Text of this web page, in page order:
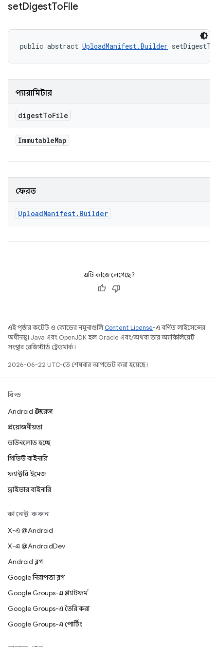
setDigestToFile
public abstract UploadManifest.Builder
প্যারামিটার
digestToFile
ImmutableMap
ফেরত
UploadManifest. Builder
এটি কাজে লেগেছে?
এই পৃষ্ঠার কন্টেন্ট ও কোডের নমুনাগুলিContent License-এ বর্ণিত লাইসেন্সের
অধীনস্থ। Java এবং OpenJDK হল Oracle এবং/অথবা তার অ্যাফিলিয়েট
সংস্থার রেজিস্টার্ড ট্রেডমার্ক।
2026-06-22 UTC-তে শেষবার আপডেট করা হয়েছে।
বিল্ড
Android স্টোরেজ
প্রয়োজনীয়তা
ডাউনলোড হচ্ছে
প্রিভিউ বাইনারি
ফ্যাক্টরি ইমেজ
ড্রাইভার বাইনারি
কানেক্ট করুন
X-এ @Android
X-এ @AndroidDev
Android ব্লগ
Google নিরাপত্তা ব্লগ
Google Groups-এ প্ল্যাটফর্ম
Google Groups-এ তৈরি করা
Google Groups-এ পোর্টিং